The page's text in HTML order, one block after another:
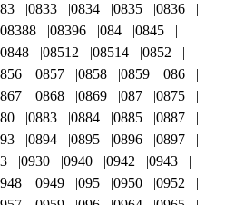
0833 0834 0835
0836
08388 08396 084
0845
0848 08512 08514
0852
0857 0858 0859
086
0868 0869 087
0875
0883 0884 0885
0887
0894 0895 0896
0897
0930 0940 0942
0943
0949 095 0950
0952